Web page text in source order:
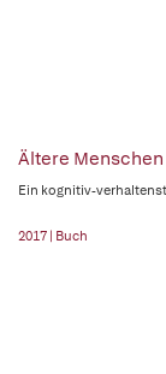
Ältere
Ein kognitiv-
2017 | Buch